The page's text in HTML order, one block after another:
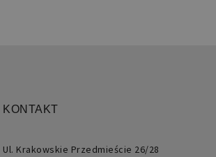
KONTAKT
Ul. Krakowskie Przedmieście 26/28